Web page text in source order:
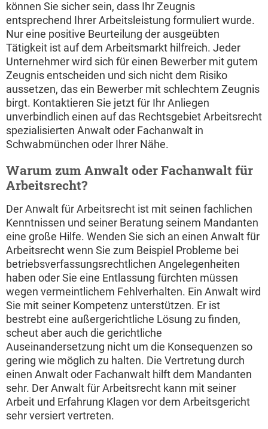
können Sie sicher sein, dass Ihr Zeugnis
entsprechend Ihrer Arbeitsleistung formuliert wurde.
Nur eine positive Beurteilung der ausgeübten
Tätigkeit ist auf dem Arbeitsmarkt hilfreich. Jeder
Unternehmer wird sich für einen Bewerber mit gutem
Zeugnis entscheiden und sich nicht dem Risiko
aussetzen, das ein Bewerber mit schlechtem Zeugnis
birgt. Kontaktieren Sie jetzt für Ihr Anliegen
unverbindlich einen auf das Rechtsgebiet Arbeitsrecht
spezialisierten Anwalt oder Fachanwalt in
Schwabmünchen oder Ihrer Nähe.
Warum zum Anwalt oder Fachanwalt für
Arbeitsrecht?
Der Anwalt für Arbeitsrecht ist mit seinen fachlichen
Kenntnissen und seiner Beratung seinem Mandanten
eine große Hilfe. Wenden Sie sich an einen Anwalt für
Arbeitsrecht wenn Sie zum Beispiel Probleme bei
betriebsverfassungsrechtlichen Angelegenheiten
haben oder Sie eine Entlassung fürchten müssen
wegen vermeintlichem Fehlverhalten. Ein Anwalt wird
Sie mit seiner Kompetenz unterstützen. Er ist
bestrebt eine außergerichtliche Lösung zu finden,
scheut aber auch die gerichtliche
Auseinandersetzung nicht um die Konsequenzen so
gering wie möglich zu halten. Die Vertretung durch
einen Anwalt oder Fachanwalt hilft dem Mandanten
sehr. Der Anwalt für Arbeitsrecht kann mit seiner
Arbeit und Erfahrung Klagen vor dem Arbeitsgericht
sehr versiert vertreten.